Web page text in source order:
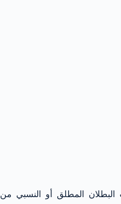
البطلان المطلق أو النسبي من